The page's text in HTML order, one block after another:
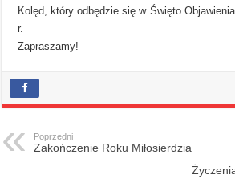
Kolęd, który odbędzie się w Święto
r.
Zapraszamy!
Poprzedni
Zakończenie Roku Miłosierdzia